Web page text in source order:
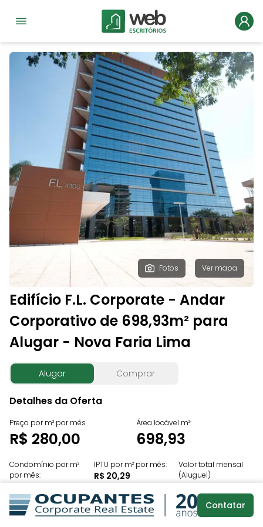
Fotos Ver mapa
Edifício F.L. Corporate - Andar
Corporativo de 698,93m² para
Alugar - Nova Faria Lima
Alugar Comprar
Detalhes da Oferta
Preço por m² por mês
R$ 280,00
Área locável m²:
698,93
Condomínio por m²
por mês:
IPTU por m² por mês:
R$ 20,29
Valor total mensal
(Aluguel)
Unidades:
1º andar - 101
Contatar